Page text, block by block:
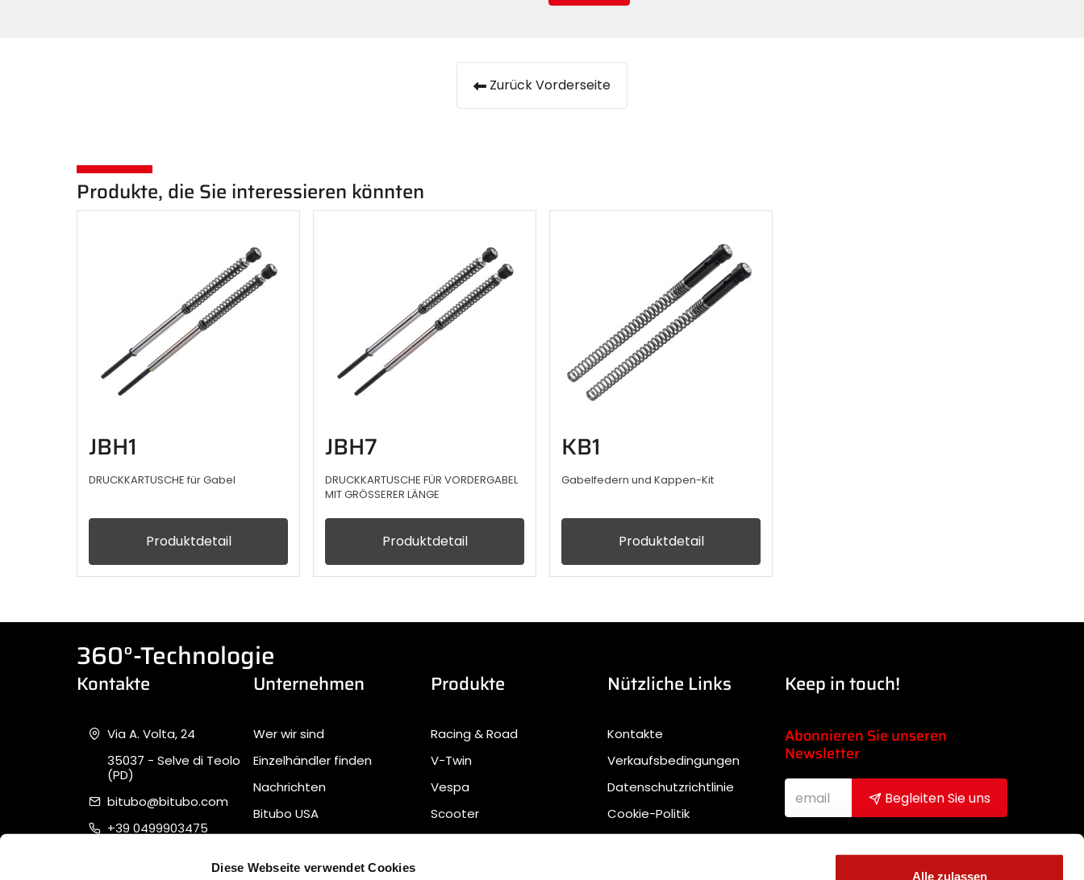
Diese Webseite verwendet Cookies
Alle zulassen
Zurück Vorderseite
Produkte, die Sie interessieren könnten
JBH1
DRUCKKARTUSCHE für Gabel
Produktdetail
JBH7
DRUCKKARTUSCHE FÜR VORDERGABEL
MIT GRÖSSERER LÄNGE
Produktdetail
KB1
Gabelfedern und Kappen-Kit
Produktdetail
360°-Technologie
Kontakte
Via A. Volta, 24
35037 - Selve di Teolo
(PD)
bitubo@bitubo.com
+39 0499903475
Unternehmen
Wer wir sind
Einzelhändler finden
Nachrichten
Bitubo USA
Quality, Safety &
Produkte
Racing & Road
V-Twin
Vespa
Scooter
Nützliche Links
Kontakte
Verkaufsbedingungen
Datenschutzrichtlinie
Cookie-Politik
Keep in touch!
Abonnieren Sie unseren
Newsletter
Begleiten Sie uns
Datenschutzbestimmungen gelesen
habe, stimme ich dem Erhalt des